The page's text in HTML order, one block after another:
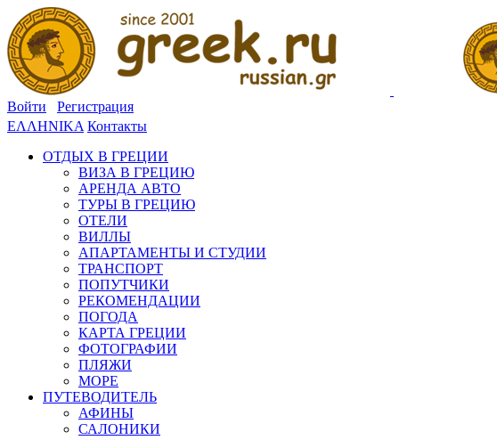
Войти
Регистрация
ΕΛΛΗΝΙΚΑ Контакты
ОТДЫХ В ГРЕЦИИ
ВИЗА В ГРЕЦИЮ
АРЕНДА АВТО
ТУРЫ В ГРЕЦИЮ
ОТЕЛИ
ВИЛЛЫ
АПАРТАМЕНТЫ И СТУДИИ
ТРАНСПОРТ
ПОПУТЧИКИ
РЕКОМЕНДАЦИИ
ПОГОДА
КАРТА ГРЕЦИИ
ФОТОГРАФИИ
ПЛЯЖИ
МОРЕ
ПУТЕВОДИТЕЛЬ
АФИНЫ
САЛОНИКИ